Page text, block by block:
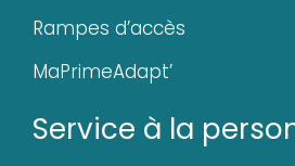
Rampes d’accès
MaPrimeAdapt’
Service à la